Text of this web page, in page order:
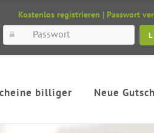
Kostenlos registrieren | Passwort
billiger Neue